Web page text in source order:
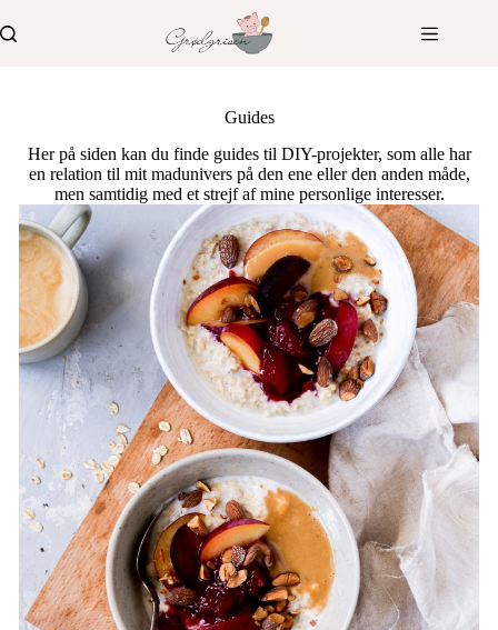
til
indhold
Guides
Her på siden kan du finde guides til DIY-projekter, som alle har
en relation til mit madunivers på den ene eller den anden måde,
men samtidig med et strejf af mine personlige interesser.